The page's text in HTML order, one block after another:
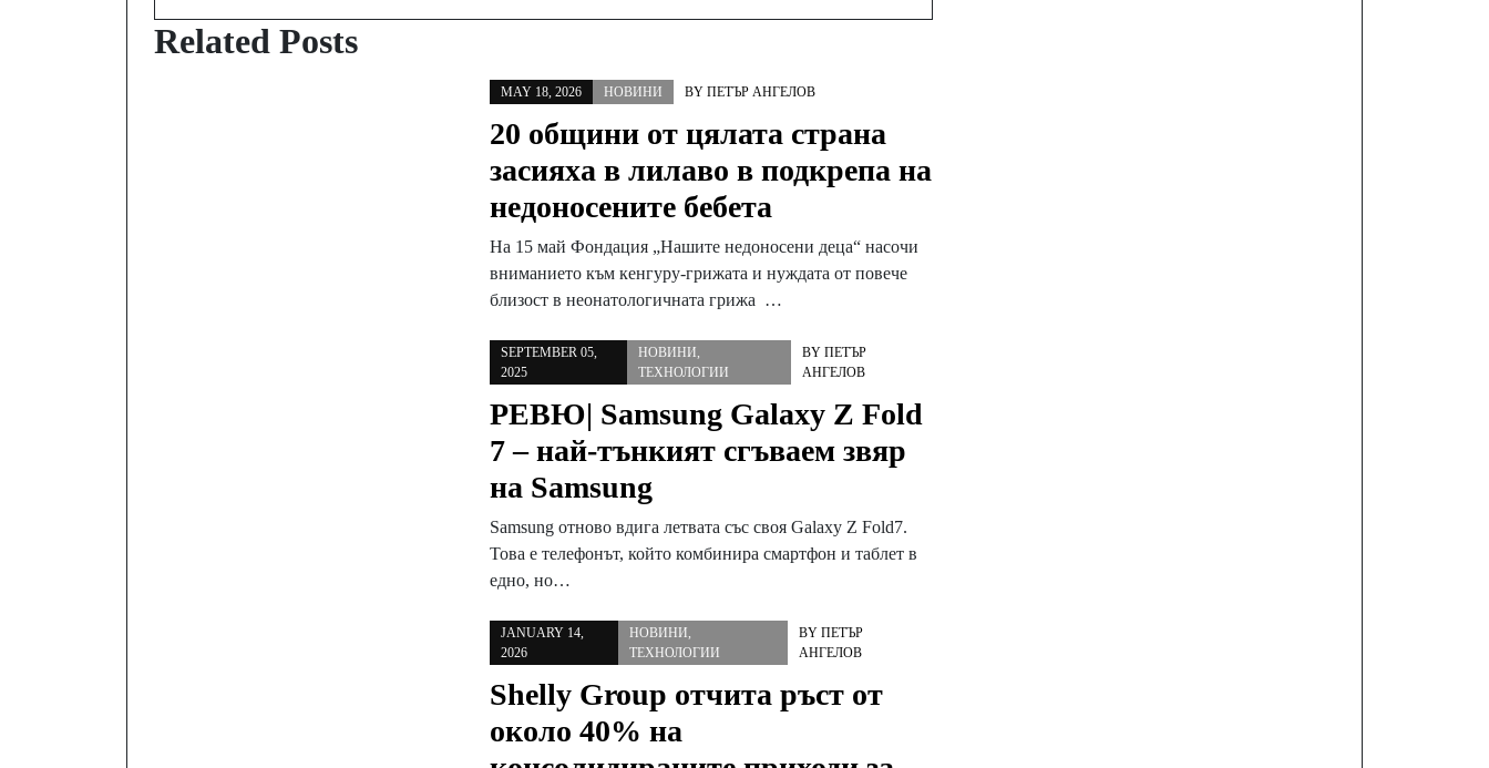
Related Posts
MAY 18, 2026 НОВИНИ BY ПЕТЪР АНГЕЛОВ
20 общини от цялата страна
засияха в лилаво в подкрепа на
недоносените бебета
На 15 май Фондация „Нашите недоносени деца“ насочи
вниманието към кенгуру-грижата и нуждата от повече
близост в неонатологичната грижа …
SEPTEMBER 05,
2025
НОВИНИ,
ТЕХНОЛОГИИ
BYПЕТЪР
АНГЕЛОВ
РЕВЮ| Samsung Galaxy Z Fold
7 – най-тънкият сгъваем звяр
на Samsung
Samsung отново вдига летвата със своя Galaxy Z Fold7.
Това е телефонът, който комбинира смартфон и таблет в
едно, но…
JANUARY 14,
2026
НОВИНИ,
ТЕХНОЛОГИИ
BY ПЕТЪР
АНГЕЛОВ
Shelly Group отчита ръст от
около 40% на